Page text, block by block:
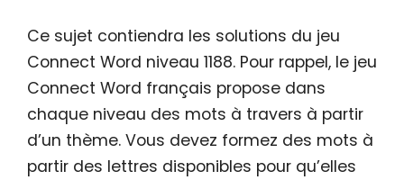
Ce sujet contiendra les solutions du jeu
Connect Word niveau 1188. Pour rappel, le jeu
Connect Word français propose dans
chaque niveau des mots à travers à partir
d’un thème. Vous devez formez des mots à
partir des lettres disponibles pour qu’elles